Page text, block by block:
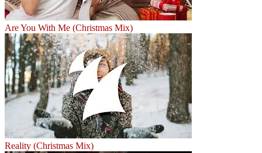
Are You With Me (Christmas Mix)
Reality (Christmas Mix)